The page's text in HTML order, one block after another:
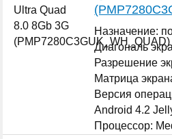
Назначение:
Диагональ
Разрешение
Матрица
Версия
Android 4.2
Процессор: